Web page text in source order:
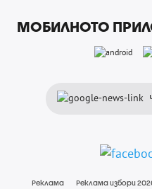
МОБИЛНОТО
Реклама Реклама избори